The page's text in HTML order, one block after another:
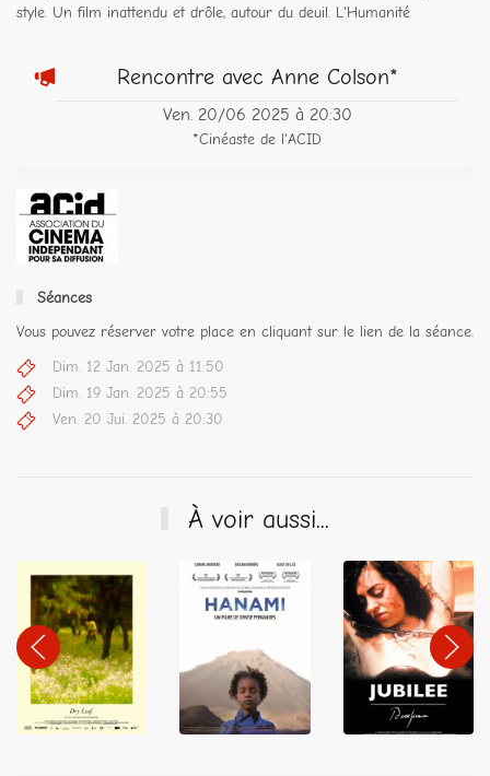
style. Un film inattendu et drôle, autour du deuil. L'Humanité
Rencontre avec Anne Colson*
Ven. 20/06 2025 à 20:30
*Cinéaste de l'ACID
Séances
Vous pouvez réserver votre place en cliquant sur le lien de la séance.
Dim. 12 Jan. 2025 à 11:50
Dim. 19 Jan. 2025 à 20:55
Ven. 20 Jui. 2025 à 20:30
À voir aussi...